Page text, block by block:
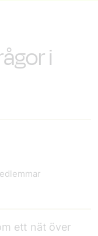
i
ett nät över